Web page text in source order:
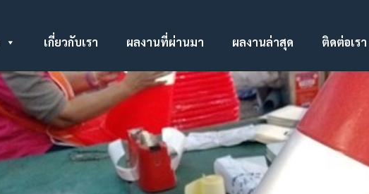
เกี่ยวกับเรา ผลงานที่ผ่านมา ผลงานล่าสุด ติดต่อเรา